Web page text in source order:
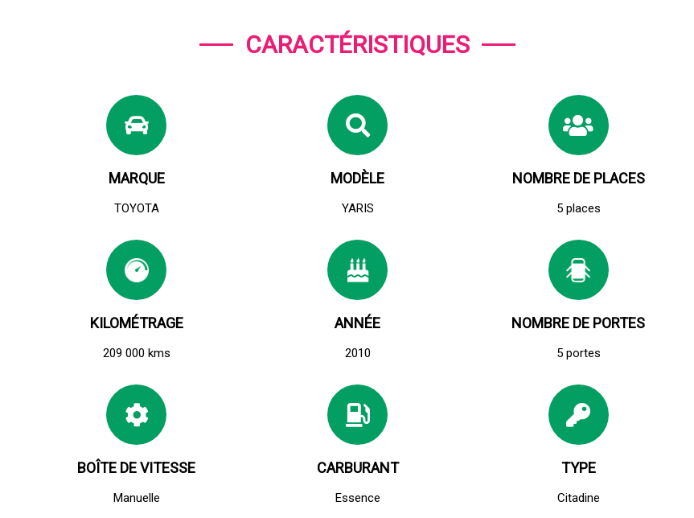
CARACTÉRISTIQUES
MARQUE
TOYOTA
MODÈLE
YARIS
NOMBRE DE PLACES
5 places
KILOMÉTRAGE
209 000 kms
ANNÉE
2010
NOMBRE DE PORTES
5 portes
BOÎTE DE VITESSE
Manuelle
CARBURANT
Essence
TYPE
Citadine